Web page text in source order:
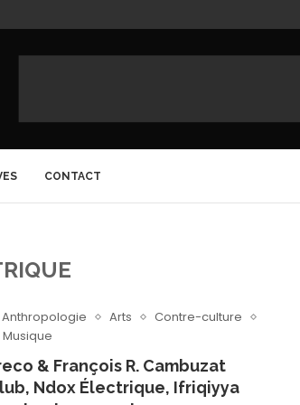
CONTACT
Anthropologie Arts
Contre-culture
Musique
& François R. Cambuzat
Ndox Électrique, Ifriqiyya